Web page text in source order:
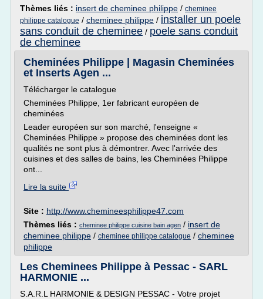
Thèmes liés : insert de cheminee philippe / cheminee
philippe catalogue / cheminee philippe / installer un poele
sans conduit de cheminee / poele sans conduit
de cheminee
Cheminées Philippe | Magasin Cheminées
et Inserts Agen ...
Télécharger le catalogue
Cheminées Philippe, 1er fabricant européen de
cheminées
Leader européen sur son marché, l'enseigne «
Cheminées Philippe » propose des cheminées dont les
qualités ne sont plus à démontrer. Avec l'arrivée des
cuisines et des salles de bains, les Cheminées Philippe
ont...
Lire la suite
Site : http://www.chemineesphilippe47.com
Thèmes liés : cheminee philippe cuisine bain agen / insert de
cheminee philippe / cheminee philippe catalogue / cheminee
philippe
Les Cheminees Philippe à Pessac - SARL
HARMONIE ...
S.A.R.L HARMONIE & DESIGN PESSAC - Votre projet